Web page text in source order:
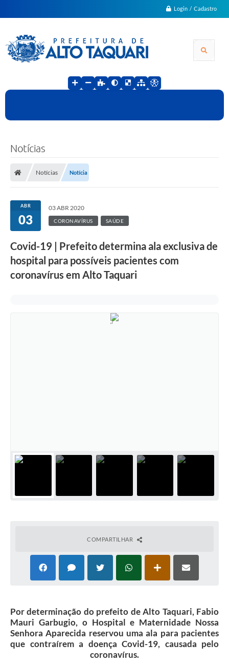
Login / Cadastro
Notícias
Notícias Notícia
ABR
03
03 ABR 2020
CORONAVÍRUS SAÚDE
Covid-19 | Prefeito determina ala exclusiva de
hospital para possíveis pacientes com
coronavírus em Alto Taquari
COMPARTILHAR
Por determinação do prefeito de Alto Taquari, Fabio
Mauri Garbugio, o Hospital e Maternidade Nossa
Senhora Aparecida reservou uma ala para pacientes
que contraírem a doença Covid-19, causada pelo
coronavírus.